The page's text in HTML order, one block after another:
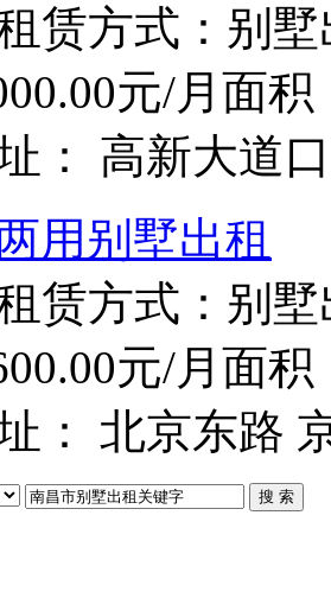
赁方式： 别
元/月 面积
： 高新大道
用别墅出租
赁方式： 别
元/月 面积
： 北京东路